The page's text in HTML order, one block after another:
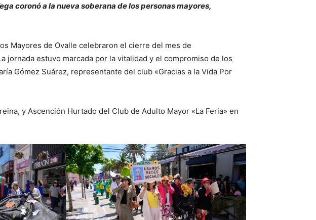
coronó a la nueva soberana de los personas mayores,
Mayores de Ovalle celebraron el cierre del mes de
jornada estuvo marcada por la vitalidad y el compromiso de los
Gómez Suárez, representante del club «Gracias a la Vida Por
y Ascención Hurtado del Club de Adulto Mayor «La Feria» en